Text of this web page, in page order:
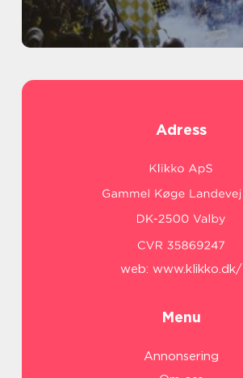
Adress
web: www.klikko.dk/
Menu
Annonsering